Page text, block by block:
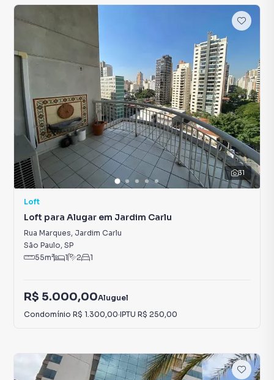
31
Loft
Loft para Alugar em Jardim Carlu
Rua Marques, Jardim Carlu
São Paulo, SP
55m² 1 2 1
R$ 5.000,00Aluguel
Condomínio R$ 1.300,00·IPTU R$ 250,00